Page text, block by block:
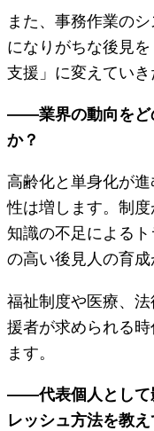
また、事務作業の
になりがちな後見
支援」に変えていき
――業界の動向をど
か？
高齢化と単身化が
性は増します。制
知識の不足による
の高い後見人の育成
福祉制度や医療、
援者が求められる
ます。
――代表個人として
レッシュ方法を教え